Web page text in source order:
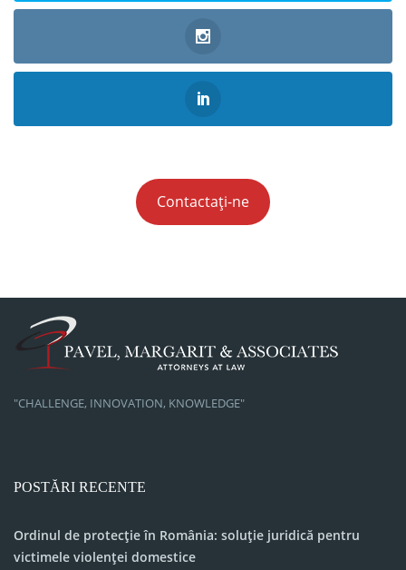
Contactați-ne
"CHALLENGE, INNOVATION, KNOWLEDGE"
POSTĂRI RECENTE
Ordinul de protecție în România: soluție juridică pentru
victimele violenței domestice